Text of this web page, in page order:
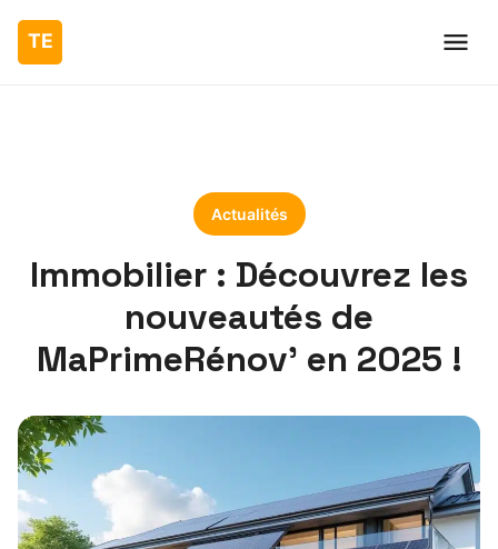
Actualités
Immobilier : Découvrez les
nouveautés de
MaPrimeRénov’ en 2025 !